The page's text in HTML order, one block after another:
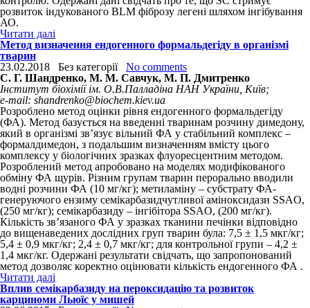
розвиток індукованого BLM фіброзу легені шляхом інгібування
АО.
Читати далі
Метод визначення ендогенного формальдегіду в організмі
тварин
23.02.2018
Без категорії
No comments
С. Г. Шандренко, М. М. Савчук, М. П. Дмитренко
Інститут біохімії ім. О.В.Палладіна НАН України, Київ;
e-mail: shandrenko@biochem.kiev.ua
Розроблено метод оцінки рівня ендогенного формальдегіду
(ФА). Метод базується на введенні тваринам розчину димедону,
який в організмі зв’язує вільний ФА у стабільний комплекс –
формалдимедон, з подальшим визначенням вмісту цього
комплексу у біологічних зразках флуоресцентним методом.
Розроблений метод апробовано на моделях модифікованого
обміну ФА щурів. Різним групам тварин перорально вводили
водні розчини ФА (10 мг/кг); метиламіну – субстрату ФА-
генеруючого ензиму семікарбазидчутливої аміноксидази SSAO,
(250 мг/кг); семікарбазиду – інгібітора SSAO, (200 мг/кг).
Кількість зв’язаного ФА у зразках тканини печінки відповідно
до вищенаведених дослідних груп тварин була: 7,5 ± 1,5 мкг/кг;
5,4 ± 0,9 мкг/кг; 2,4 ± 0,7 мкг/кг; для контрольної групи – 4,2 ±
1,4 мкг/кг. Одержані результати свідчать, що запропонований
метод дозволяє коректно оцінювати кількість ендогенного ФА .
Читати далі
Вплив семікарбазиду на пероксидацію та розвиток
карциноми Льюїс у мишей